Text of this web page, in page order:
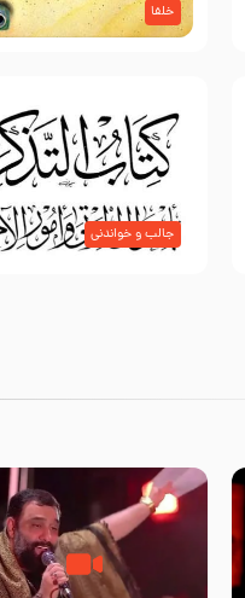
خلفا
جالب و خواندنی